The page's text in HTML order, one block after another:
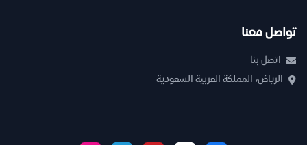
تواصل معنا
اتصل بنا
الرياض، المملكة العربية السعودية